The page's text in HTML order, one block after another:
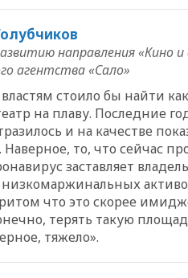
направления «Кино и
агентства «Сало»
стоило бы найти
на плаву. Последние
и на качестве
то, что сейчас
заставляет
низкомаржинальных
что это скорее
терять такую
тяжело».